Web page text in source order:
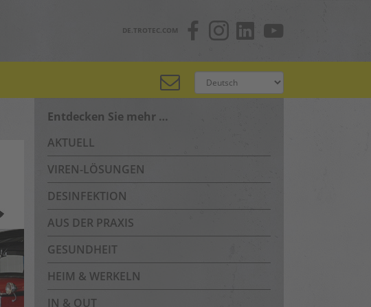
DE.TROTEC.COM
Entdecken Sie mehr …
AKTUELL
VIREN-LÖSUNGEN
DESINFEKTION
AUS DER PRAXIS
GESUNDHEIT
HEIM & WERKELN
IN & OUT